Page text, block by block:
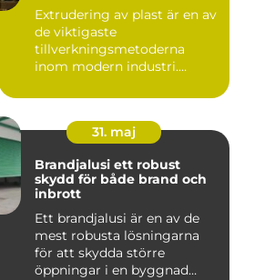
Extrudering av plast är en av
de viktigaste
tillverkningsmetoderna
inom modern industri.
31. maj
Brandjalusi ett robust
skydd för både brand och
inbrott
Ett brandjalusi är en av de
mest robusta lösningarna
för att skydda större
öppningar i en byggnad